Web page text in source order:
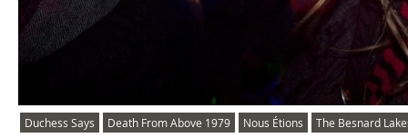
Duchess Says Death From Above 1979 Nous Étions
The Besnard